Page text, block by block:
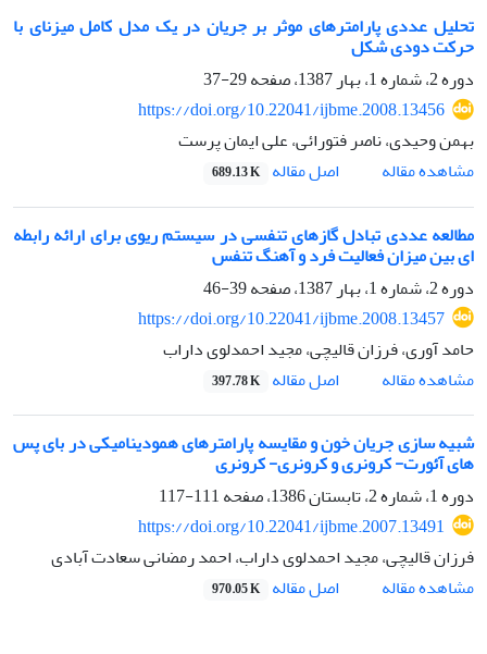
تحلیل عددی پارامترهای موثر بر جریان در یک مدل کامل میزنای با
حرکت دودی شکل
دوره 2، شماره 1، بهار 1387، صفحه
29-37
https://doi.org/10.22041/ijbme.2008.13456
بهمن وحیدی، ناصر فتورائی، علی ایمان پرست
مشاهده مقاله
اصل مقاله 689.13 K
مطالعه عددی تبادل گازهای تنفسی در سیستم ریوی برای ارائه رابطه
ای بین میزان فعالیت فرد و آهنگ تنفس
دوره 2، شماره 1، بهار 1387، صفحه
39-46
https://doi.org/10.22041/ijbme.2008.13457
حامد آوری، فرزان قالیچی، مجید احمدلوی داراب
مشاهده مقاله
اصل مقاله 397.78 K
شبیه سازی جریان خون و مقایسه پارامترهای همودینامیکی در بای پس
های آئورت- کرونری و کرونری- کرونری
دوره 1، شماره 2، تابستان 1386، صفحه
111-117
https://doi.org/10.22041/ijbme.2007.13491
فرزان قالیچی، مجید احمدلوی داراب، احمد رمضانی سعادت آبادی
مشاهده مقاله
اصل مقاله 970.05 K